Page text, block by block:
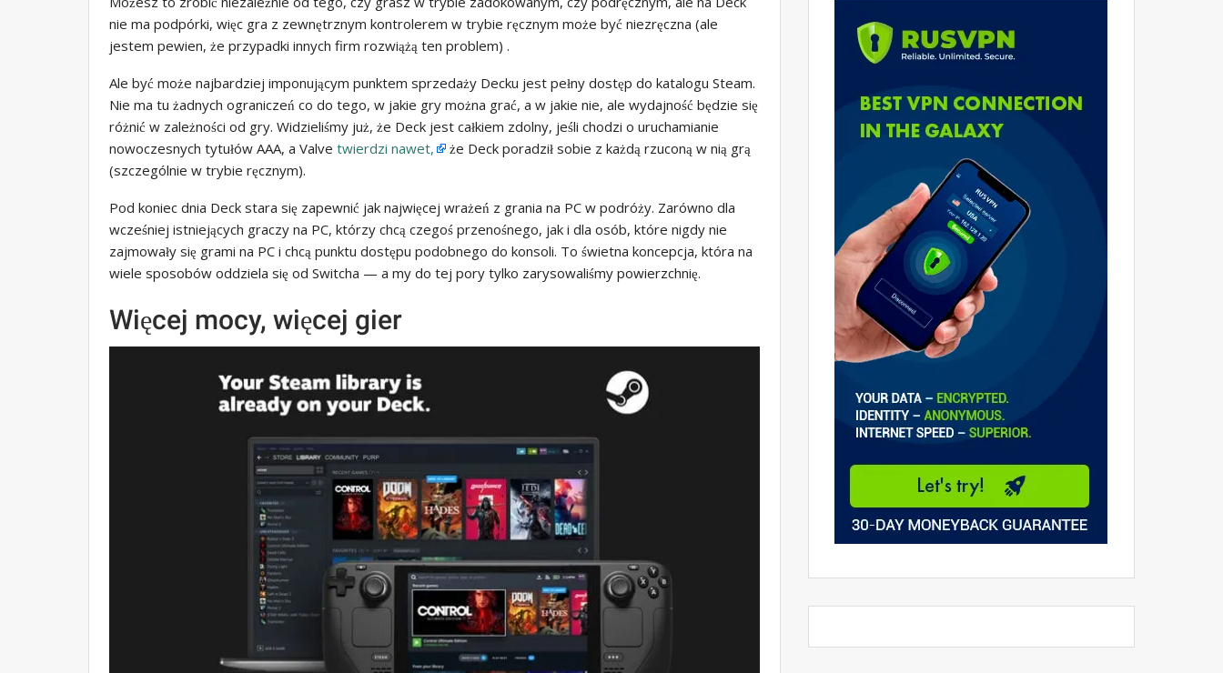
nie ma podpórki, więc gra z zewnętrznym kontrolerem w trybie ręcznym może być niezręczna (ale
jestem pewien, że przypadki innych firm rozwiążą ten problem) .
Ale być może najbardziej imponującym punktem sprzedaży Decku jest pełny dostęp do katalogu Steam.
Nie ma tu żadnych ograniczeń co do tego, w jakie gry można grać, a w jakie nie, ale wydajność będzie się
różnić w zależności od gry. Widzieliśmy już, że Deck jest całkiem zdolny, jeśli chodzi o uruchamianie
nowoczesnych tytułów AAA, a Valve twierdzi nawet,
że Deck poradził sobie z każdą rzuconą w nią grą
(szczególnie w trybie ręcznym).
Pod koniec dnia Deck stara się zapewnić jak najwięcej wrażeń z grania na PC w podróży. Zarówno dla
wcześniej istniejących graczy na PC, którzy chcą czegoś przenośnego, jak i dla osób, które nigdy nie
zajmowały się grami na PC i chcą punktu dostępu podobnego do konsoli. To świetna koncepcja, która na
wiele sposobów oddziela się od Switcha — a my do tej pory tylko zarysowaliśmy powierzchnię.
Więcej mocy, więcej gier